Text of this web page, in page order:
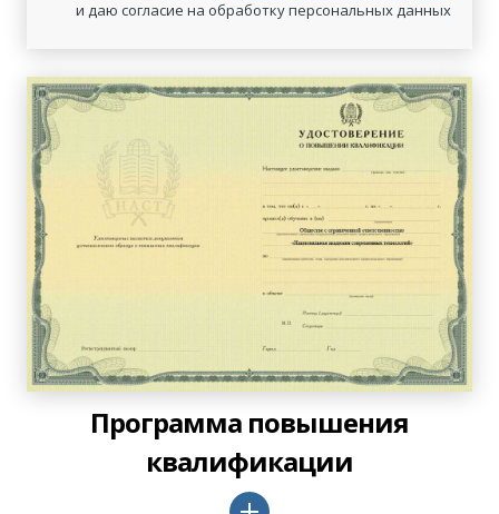
и даю согласие на обработку персональных данных
Программа повышения
квалификации